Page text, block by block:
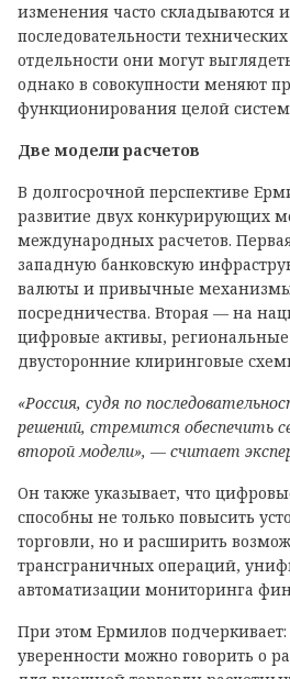
изменения часто складываются
последовательности
отдельности они могут
однако в совокупности меняют
функционирования целой
Две модели расчетов
В долгосрочной перспективе
развитие двух конкурирующих
международных расчетов.
западную банковскую
валюты и привычные
посредничества. Вторая — на
цифровые активы,
двусторонние клиринговые
«Россия, судя по
решений, стремится обеспечить
второй модели», — считает
Он также указывает, что
способны не только повысить
торговли, но и расширить
трансграничных операций,
автоматизации мониторинга
При этом Ермилов
уверенности можно говорить о